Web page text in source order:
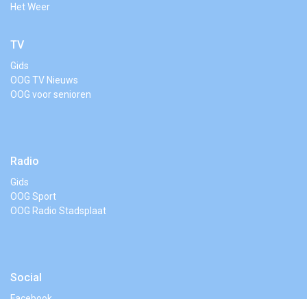
Het Weer
TV
Gids
OOG TV Nieuws
OOG voor senioren
Radio
Gids
OOG Sport
OOG Radio Stadsplaat
Social